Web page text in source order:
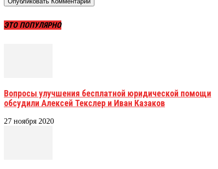
ЭТО ПОПУЛЯРНО
Вопросы улучшения бесплатной юридической помощи
обсудили Алексей Текслер и Иван Казаков
27 ноября 2020